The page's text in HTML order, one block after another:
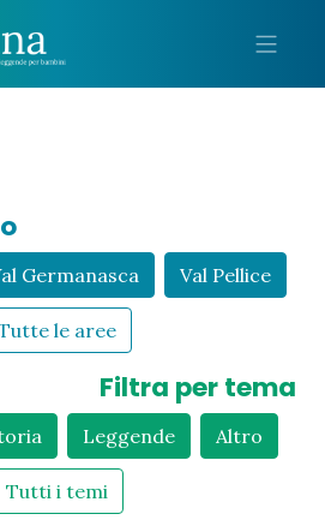
Germanasca Val Pellice
le aree
Filtra per tema
Leggende Altro
Tutti i temi